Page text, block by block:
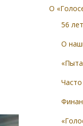
О
56
О